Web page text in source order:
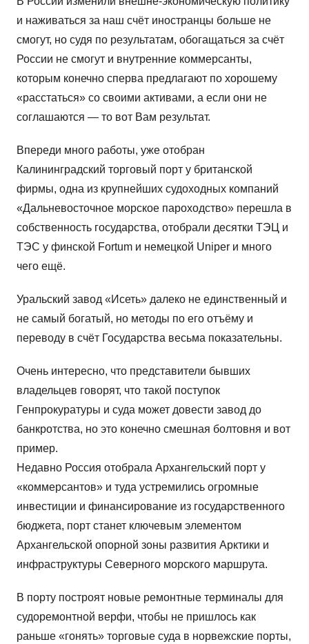
и наживаться за наш счёт иностранцы больше не
смогут, но судя по результатам, обогащаться за счёт
России не смогут и внутренние коммерсанты,
которым конечно сперва предлагают по хорошему
«расстаться» со своими активами, а если они не
соглашаются — то вот Вам результат.
Впереди много работы, уже отобран
Калининградский торговый порт у британской
фирмы, одна из крупнейших судоходных компаний
«Дальневосточное морское пароходство» перешла в
собственность государства, отобрали десятки ТЭЦ и
ТЭС у финской Fortum и немецкой Uniper и много
чего ещё.
Уральский завод «Исеть» далеко не единственный и
не самый богатый, но методы по его отъёму и
переводу в счёт Государства весьма показательны.
Очень интересно, что представители бывших
владельцев говорят, что такой поступок
Генпрокуратуры и суда может довести завод до
банкротства, но это конечно смешная болтовня и вот
пример.
Недавно Россия отобрала Архангельский порт у
«коммерсантов» и туда устремились огромные
инвестиции и финансирование из государственного
бюджета, порт станет ключевым элементом
Архангельской опорной зоны развития Арктики и
инфраструктуры Северного морского маршрута.
В порту построят новые ремонтные терминалы для
судоремонтной верфи, чтобы не пришлось как
раньше «гонять» торговые суда в норвежские порты,